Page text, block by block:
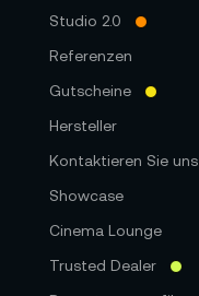
Studio 2.0
Referenzen
Gutscheine
Hersteller
Kontaktieren Sie uns
Showcase
Cinema Lounge
Trusted Dealer